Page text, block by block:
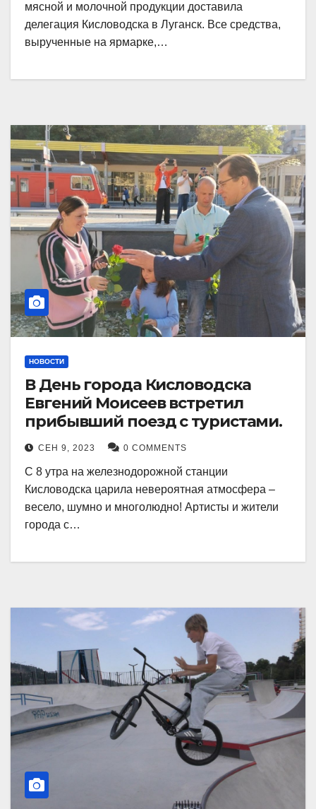
мясной и молочной продукции доставила
делегация Кисловодска в Луганск. Все средства,
вырученные на ярмарке,…
НОВОСТИ
В День города Кисловодска
Евгений Моисеев встретил
прибывший поезд с туристами.
СЕН 9, 2023 0 COMMENTS
С 8 утра на железнодорожной станции
Кисловодска царила невероятная атмосфера –
весело, шумно и многолюдно! Артисты и жители
города с…